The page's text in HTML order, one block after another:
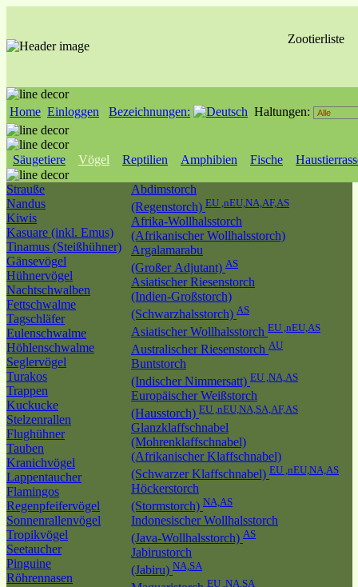
Zootierliste
Home Einloggen Bezeichnungen: Haltungen:
Säugetiere Vögel Reptilien Amphibien Fische
Strauße
Nandus
Kiwis
Kasuare (inkl. Emus)
Tinamus (Steißhühner)
Gänsevögel
Hühnervögel
Nachtschwalben
Fettschwalme
Tagschläfer
Eulenschwalme
Höhlenschwalme
Seglervögel
Turakos
Trappen
Kuckucke
Stelzenrallen
Flughühner
Tauben
Kranichvögel
Lappentaucher
Flamingos
Regenpfeifervögel
Sonnenrallenvögel
Tropikvögel
Seetaucher
Pinguine
Röhrennasen
Abdimstorch
(Regenstorch) EU ,nEU,NA,AF,AS
Afrika-Wollhalsstorch
(Afrikanischer Wollhalsstorch)
Argalamarabu
(Großer Adjutant) AS
Asiatischer Riesenstorch
(Indien-Großstorch)
(Schwarzhalsstorch) AS
Asiatischer Wollhalsstorch EU ,nEU,AS
Australischer Riesenstorch AU
Buntstorch
(Indischer Nimmersatt) EU ,NA,AS
Europäischer Weißstorch
(Hausstorch) EU ,nEU,NA,SA,AF,AS
Glanzklaffschnabel
(Mohrenklaffschnabel)
(Afrikanischer Klaffschnabel)
(Schwarzer Klaffschnabel) EU ,nEU,NA,AS
Höckerstorch
(Stormstorch) NA,AS
Indonesischer Wollhalsstorch
(Java-Wollhalsstorch) AS
Jabirustorch
(Jabiru) NA,SA
EU ,NA,SA